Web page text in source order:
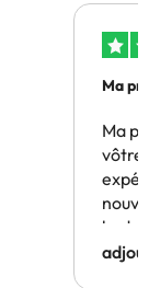
Ma
Ma
vôtre